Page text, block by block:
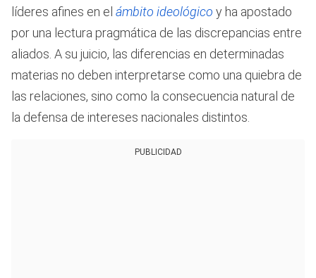
líderes afines en el ámbito ideológico y ha apostado
por una lectura pragmática de las discrepancias entre
aliados. A su juicio, las diferencias en determinadas
materias no deben interpretarse como una quiebra de
las relaciones, sino como la consecuencia natural de
la defensa de intereses nacionales distintos.
PUBLICIDAD